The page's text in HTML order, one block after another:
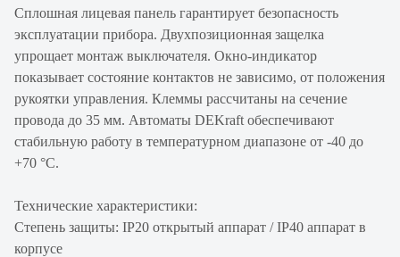
Сплошная лицевая панель гарантирует безопасность
эксплуатации прибора. Двухпозиционная защелка
упрощает монтаж выключателя. Окно-индикатор
показывает состояние контактов не зависимо, от положения
рукоятки управления. Клеммы рассчитаны на сечение
провода до 35 мм. Автоматы DEKraft обеспечивают
стабильную работу в температурном диапазоне от -40 до
+70 °С.
Технические характеристики:
Степень защиты: IP20 открытый аппарат / IP40 аппарат в
корпусе